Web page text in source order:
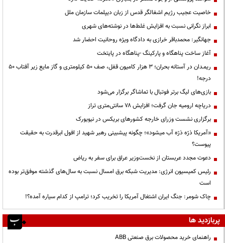
خاصیت عجیب رژیم اشغالگر قدس از زبان دیپلمات سازمان ملل
ابراز نگرانی نسبت به افزایش غلط‌ها در نوشته‌های شهری
جهانگیر: محمدباقر خرازی به دادگاه ویژه روحانیت احضار شد
آغاز ساخت پناهگاه و پارکینگ -پناهگاه در پایتخت
ریمـدان در آستانه بحران؛ ۳ هزار کامیون قفل، صف ۵۰ کیلومتری و گاز مایع زیر آفتاب ۵۰
درجه!
بازی‌های لیگ برتر فوتبال با تماشاگر برگزار می‌شود
دریاچه ارومیه جان گرفت؛ افزایش ۷۸ سانتی‌متری تراز
برگزاری نشست وزرای خارجه کشورهای بریکس در نیویورک
«آمریکا ذرّه ذرّه آب میشود»؛ چگونه پیشبینی رهبر شهید از افول ابرقدرت به حقیقت
پیوست؟
دعوت مجدد عربستان از نخست‌وزیر عراق برای سفر به ریاض
رئیس کمیسیون انرژی: مدیریت شبکه برق امسال نسبت به سال‌های گذشته موفق‌تر بوده
است
چاک شومر: جنگ ایران اشتغال آمریکا را تخریب کرد؛ ترامپ از کدام سیاره آمده؟!
پربازدید ها
راهنمای خرید محصولات برق صنعتی ABB